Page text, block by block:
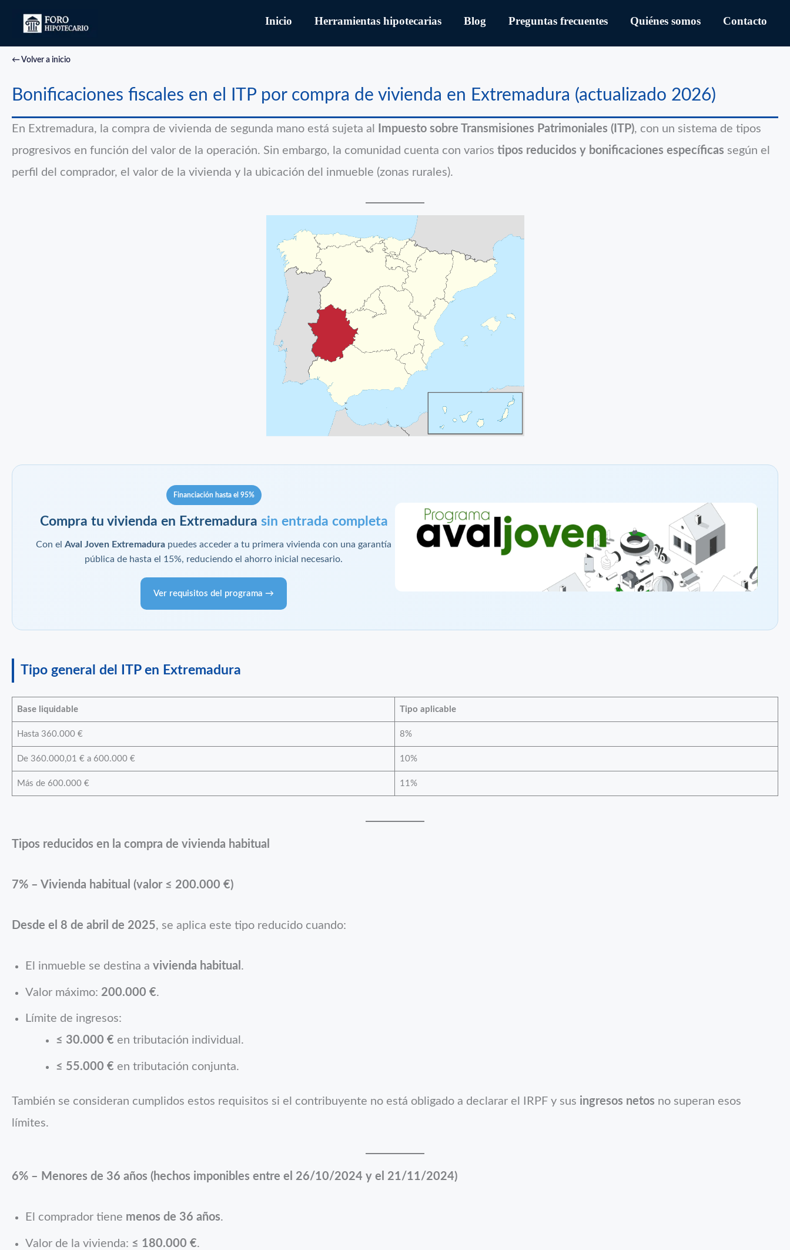
Inicio Herramientas hipotecarias Blog Preguntas frecuentes Quiénes somos Contacto
← Volver a inicio
Bonificaciones fiscales en el ITP por compra de vivienda en Extremadura (actualizado 2026)
En Extremadura, la compra de vivienda de segunda mano está sujeta al Impuesto sobre Transmisiones Patrimoniales (ITP), con un sistema de tipos
progresivos en función del valor de la operación. Sin embargo, la comunidad cuenta con varios tipos reducidos y bonificaciones específicas según el
perfil del comprador, el valor de la vivienda y la ubicación del inmueble (zonas rurales).
Financiación hasta el 95%
Compra tu vivienda en Extremadura sin entrada completa
Con el Aval Joven Extremadura puedes acceder a tu primera vivienda con una garantía
pública de hasta el 15%, reduciendo el ahorro inicial necesario.
Ver requisitos del programa →
Tipo general del ITP en Extremadura
Base liquidable Tipo aplicable
Hasta 360.000 € 8%
De 360.000,01 € a 600.000 € 10%
Más de 600.000 € 11%
Tipos reducidos en la compra de vivienda habitual
7% – Vivienda habitual (valor ≤ 200.000 €)
Desde el 8 de abril de 2025, se aplica este tipo reducido cuando:
El inmueble se destina a vivienda habitual .
Valor máximo: 200.000 €.
Límite de ingresos:
≤ 30.000 € en tributación individual.
≤ 55.000 € en tributación conjunta.
También se consideran cumplidos estos requisitos si el contribuyente no está obligado a declarar el IRPF y sus ingresos netos no superan esos
límites.
6% – Menores de 36 años (hechos imponibles entre el 26/10/2024 y el 21/11/2024)
El comprador tiene menos de 36 años.
Valor de la vivienda: ≤ 180.000 €.